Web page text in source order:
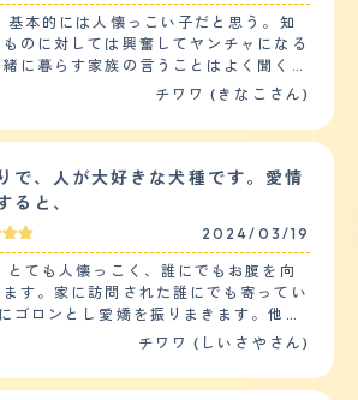
ね?」と言われながら可愛がられてい
てる時も、関係ないわー! という感じで
が、自分の名前を呼ばれた時だけは、
振りながら走ってきて、呼んだ人の前で
だ、総合的に見たら落
しつけやすさ】 まず、
が、ほぼしつけはいりませんでした。
シートで用を足してくれるので助かって
すが、それもトイレシートの上でして
ると一歩も動きません。 なので、
にリュックに入って外に出ます。 今
グランに作り直したので、天気の良い日
グなのでそれなりの毛の長さはありま
基本的には人懐っこい子だと思う。知
のに対しては興奮してヤンチャになる
に暮らす家族の言うことはよく聞く
ことのある人にはすり寄って行くような
かあったことを察すると静かに側で見守
族のムードメーカーでもあり、空気を
どはせず、初めましてのお友達やお客
と警戒心が和らぐのか、いつの間にか
ち位置になっている。 【落ち着
知りの人の前では、あまり興奮したり
、穏やかとまではいかないものの、比
ると思う。2歳頃までは、ヤンチャ過ぎ
こともあったが、3歳以降はかなり落
か、大興奮はしなくなってきた。
迎え入れてから5日程は慣れるために自
。繰り返し短い言葉で命令し、上手く
チワワ (きなこさん)
で、人が大好きな犬種です。愛情
ると、
2024/03/19
とても人懐っこく、誰にでもお腹を向
す。家に訪問された誰にでも寄ってい
ゴロンとし愛嬌を振りまきます。他の
のがあまり得意ではないようで、ドッグ
ても地面をクンクン嗅ぐばかりで、交流
。しかし他の飼い主さんには誰にでも
チワワ (しいさやさん)